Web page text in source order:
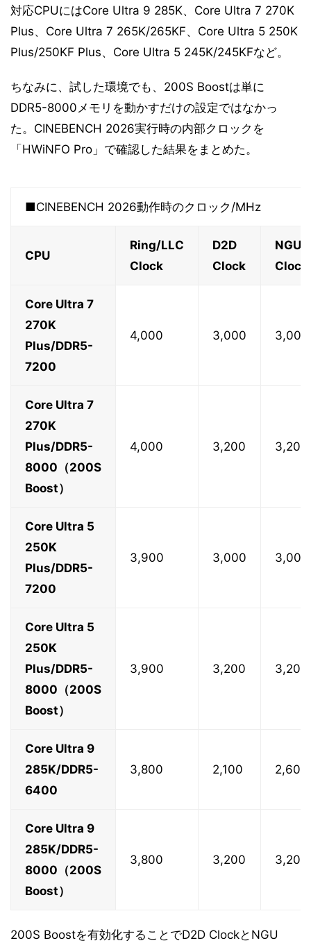
対応CPUにはCore Ultra 9 285K、Core Ultra 7 270K
Plus、Core Ultra 7 265K/265KF、Core Ultra 5 250K
Plus/250KF Plus、Core Ultra 5 245K/245KFなど。
ちなみに、試した環境でも、200S Boostは単に
DDR5-8000メモリを動かすだけの設定ではなかっ
た。CINEBENCH 2026実行時の内部クロックを
「HWiNFO Pro」で確認した結果をまとめた。
■CINEBENCH 2026動作時のクロック/MHz
CPU
Ring/LLC
Clock
D2D
Clock
NGU
Clock
Core Ultra 7
270K
Plus/DDR5-
7200
4,000 3,000 3,000
Core Ultra 7
270K
Plus/DDR5-
8000（200S
Boost）
4,000 3,200 3,200
Core Ultra 5
250K
Plus/DDR5-
7200
3,900 3,000 3,000
Core Ultra 5
250K
Plus/DDR5-
8000（200S
Boost）
3,900 3,200 3,200
Core Ultra 9
285K/DDR5-
6400
3,800 2,100 2,600
Core Ultra 9
285K/DDR5-
8000（200S
Boost）
3,800 3,200 3,200
200S Boostを有効化することでD2D ClockとNGU